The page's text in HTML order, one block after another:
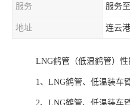
服务 服务
地址 连云港
LNG鹤管（低温鹤管）性
1、LNG鹤管、低温装车
2、LNG鹤管、低温装车